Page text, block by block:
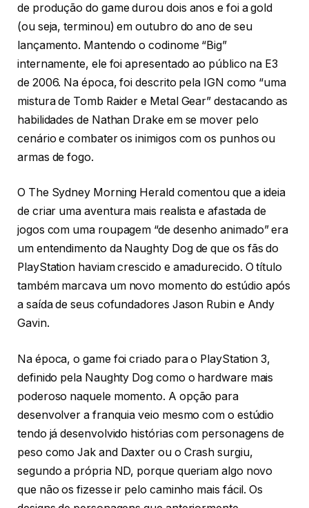
de produção do game durou dois anos e foi a gold
(ou seja, terminou) em outubro do ano de seu
lançamento. Mantendo o codinome “Big”
internamente, ele foi apresentado ao público na E3
de 2006. Na época, foi descrito pela IGN como “uma
mistura de Tomb Raider e Metal Gear” destacando as
habilidades de Nathan Drake em se mover pelo
cenário e combater os inimigos com os punhos ou
armas de fogo.
O The Sydney Morning Herald comentou que a ideia
de criar uma aventura mais realista e afastada de
jogos com uma roupagem “de desenho animado” era
um entendimento da Naughty Dog de que os fãs do
PlayStation haviam crescido e amadurecido. O título
também marcava um novo momento do estúdio após
a saída de seus cofundadores Jason Rubin e Andy
Gavin.
Na época, o game foi criado para o PlayStation 3,
definido pela Naughty Dog como o hardware mais
poderoso naquele momento. A opção para
desenvolver a franquia veio mesmo com o estúdio
tendo já desenvolvido histórias com personagens de
peso como Jak and Daxter ou o Crash surgiu,
segundo a própria ND, porque queriam algo novo
que não os fizesse ir pelo caminho mais fácil. Os